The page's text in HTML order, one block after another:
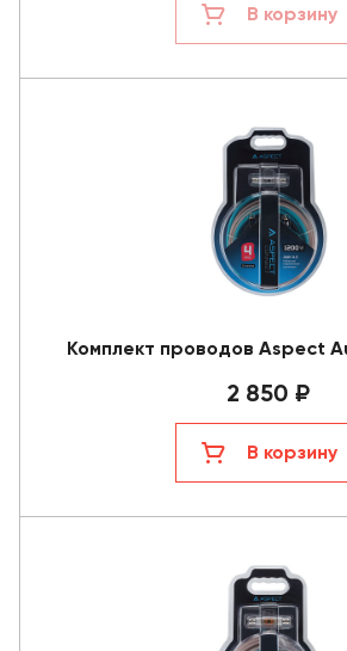
В корзину
Комплект проводов Aspect
2 850 ₽
В корзину